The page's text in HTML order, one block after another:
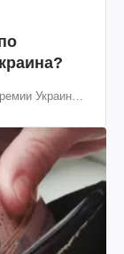
Украины